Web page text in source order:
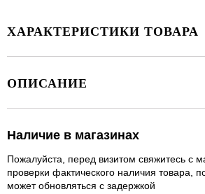
ХАРАКТЕРИСТИКИ ТОВАРА
ОПИСАНИЕ
Наличие в магазинах
Пожалуйста, перед визитом свяжитесь с
проверки фактического наличия товара,
может обновляться с задержкой